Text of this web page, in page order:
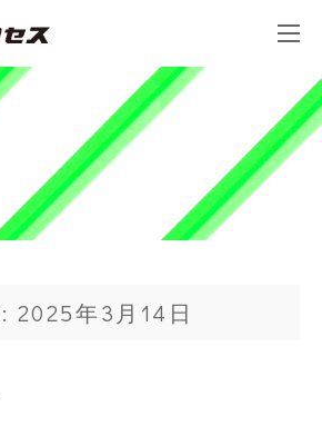
2025年3月14日